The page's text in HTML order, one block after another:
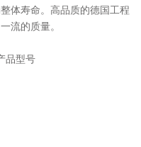
体寿命。高品质的德国工程
流的质量。
品型号